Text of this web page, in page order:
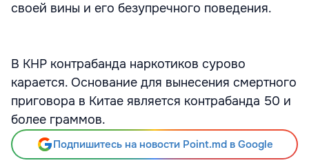
своей вины и его безупречного поведения.
В КНР контрабанда наркотиков сурово
карается. Основание для вынесения смертного
приговора в Китае является контрабанда 50 и
более граммов.
Подпишитесь на новости Point.md в Google